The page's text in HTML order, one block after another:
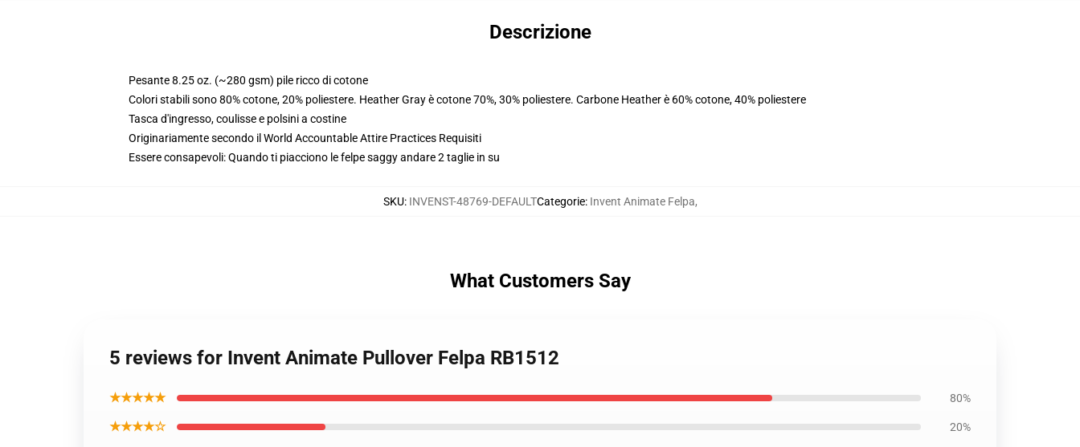
Descrizione
Pesante 8.25 oz. (~280 gsm) pile ricco di cotone
Colori stabili sono 80% cotone, 20% poliestere. Heather Gray è cotone 70%, 30% poliestere. Carbone Heather è 60% cotone, 40% poliestere
Tasca d'ingresso, coulisse e polsini a costine
Originariamente secondo il World Accountable Attire Practices Requisiti
Essere consapevoli: Quando ti piacciono le felpe saggy andare 2 taglie in su
SKU: INVENST-48769-DEFAULTCategorie: Invent Animate Felpa,
What Customers Say
5 reviews for Invent Animate Pullover Felpa RB1512
★★★★★ 80%
★★★★☆ 20%